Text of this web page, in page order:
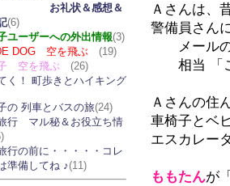
Ａさんは、
警備員さん
メールの
相当 「こ
Ａさんの住
車椅子とベ
エスカレー
ももたんが
状＆感想＆
(6)
ユーザーへの外出情報(3)
DOG 空を飛ぶ
(19)
空を飛ぶ
(26)
く！ 町歩きとハイキング
の 列車とバスの旅(24)
行 マル秘＆お役立ち情
行の前に・・・・・コレ
準備してね ♪(11)